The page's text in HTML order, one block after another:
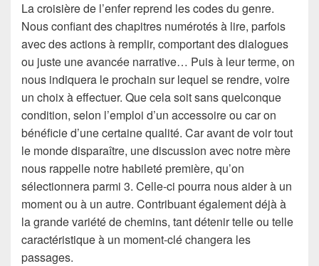
La croisière de l’enfer reprend les codes du genre.
Nous confiant des chapitres numérotés à lire, parfois
avec des actions à remplir, comportant des dialogues
ou juste une avancée narrative… Puis à leur terme, on
nous indiquera le prochain sur lequel se rendre, voire
un choix à effectuer. Que cela soit sans quelconque
condition, selon l’emploi d’un accessoire ou car on
bénéficie d’une certaine qualité. Car avant de voir tout
le monde disparaître, une discussion avec notre mère
nous rappelle notre habileté première, qu’on
sélectionnera parmi 3. Celle-ci pourra nous aider à un
moment ou à un autre. Contribuant également déjà à
la grande variété de chemins, tant détenir telle ou telle
caractéristique à un moment-clé changera les
passages.